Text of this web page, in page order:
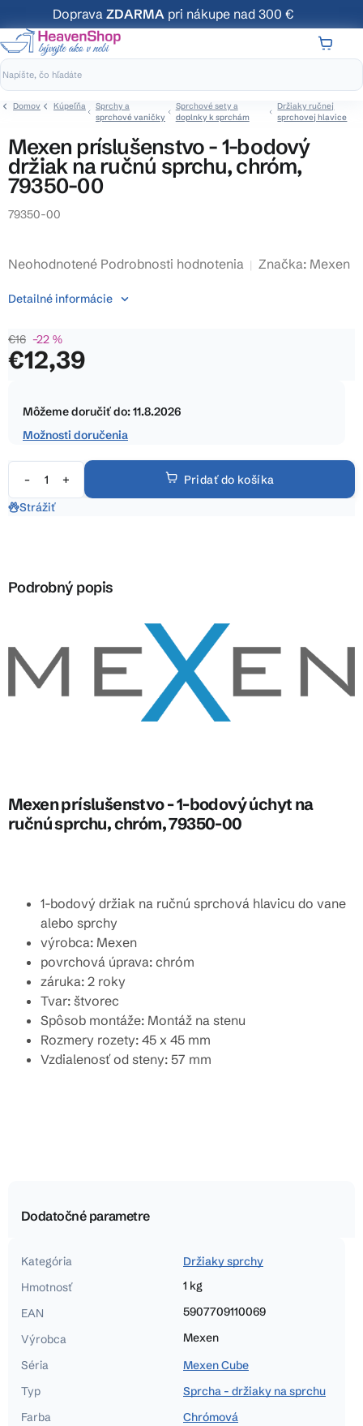
na
obsah
Doprava ZDARMA pri nákupe nad 300 €
Domov Kúpeľňa
Sprchy a
sprchové vaničky
Sprchové sety a
doplnky k sprchám
Držiaky ručnej
sprchovej hlavice
Mexen príslušenstvo - 1-bodový
držiak na ručnú sprchu, chróm,
79350-00
79350-00
Priemerné
produktu
0,0
z
Neohodnotené Podrobnosti hodnotenia Značka: Mexen
€16 –22 %
€12,39
cena:
Môžeme doručiť do:11.8.2026
Možnosti doručenia
Pridať do košíka
Detailné informácie
Strážiť
Podrobný popis
Mexen príslušenstvo - 1-bodový úchyt na
ručnú sprchu, chróm, 79350-00
1-bodový držiak na ručnú sprchová hlavicu do vane
alebo sprchy
výrobca: Mexen
povrchová úprava: chróm
záruka: 2 roky
Tvar: štvorec
Spôsob montáže: Montáž na stenu
Rozmery rozety: 45 x 45 mm
Vzdialenosť od steny: 57 mm
Dodatočné parametre
Kategória
Držiaky sprchy
Hmotnosť
1 kg
EAN
5907709110069
Výrobca
Mexen
Séria
Mexen Cube
Typ
Sprcha - držiaky na sprchu
Farba
Chrómová